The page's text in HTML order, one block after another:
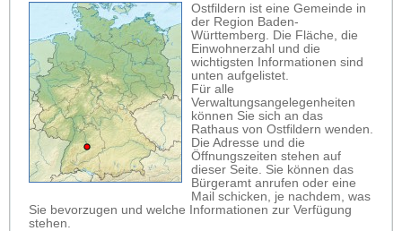
Ostfildern ist eine Gemeinde in
der Region Baden-
Württemberg. Die Fläche, die
Einwohnerzahl und die
wichtigsten Informationen sind
unten aufgelistet.
Für alle
Verwaltungsangelegenheiten
können Sie sich an das
Rathaus von Ostfildern wenden.
Die Adresse und die
Öffnungszeiten stehen auf
dieser Seite. Sie können das
Bürgeramt anrufen oder eine
Mail schicken, je nachdem, was
Sie bevorzugen und welche Informationen zur Verfügung
stehen.